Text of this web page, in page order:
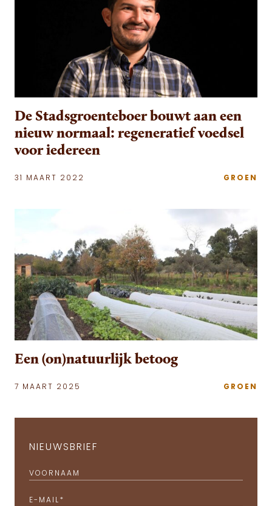
De Stadsgroenteboer bouwt aan een
nieuw normaal: regeneratief voedsel
voor iedereen
31 MAART 2022 GROEN
Een (on)natuurlijk betoog
7 MAART 2025 GROEN
NIEUWSBRIEF
VOORNAAM
E-MAIL *